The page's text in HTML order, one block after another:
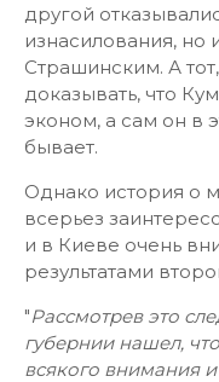
другой
изнасилования, но
Страшинским. А
доказывать, что
эконом, а сам он в
бывает.
Однако история о
всерьез
и в Киеве очень
результатами
"Рассмотрев это
губернии нашел,
всякого внимания